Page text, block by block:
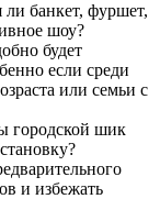
ли банкет, фуршет,
шоу?
будет
если среди
или семьи с
городской шик
и избежать